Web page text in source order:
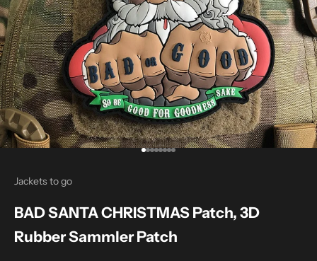
Go to item 1
Go to item 2
Go to item 3
Go to item 4
Go to item 5
Go to item 6
Go to item 7
Go to item 8
Jackets to go
BAD SANTA CHRISTMAS Patch, 3D
Rubber Sammler Patch